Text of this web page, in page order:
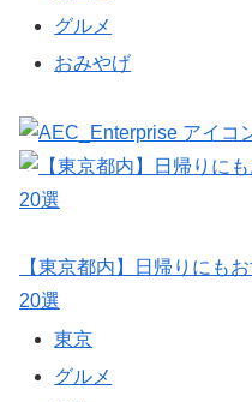
グルメ
おみやげ
【東京都内】日帰りにも
20選
東京
グルメ